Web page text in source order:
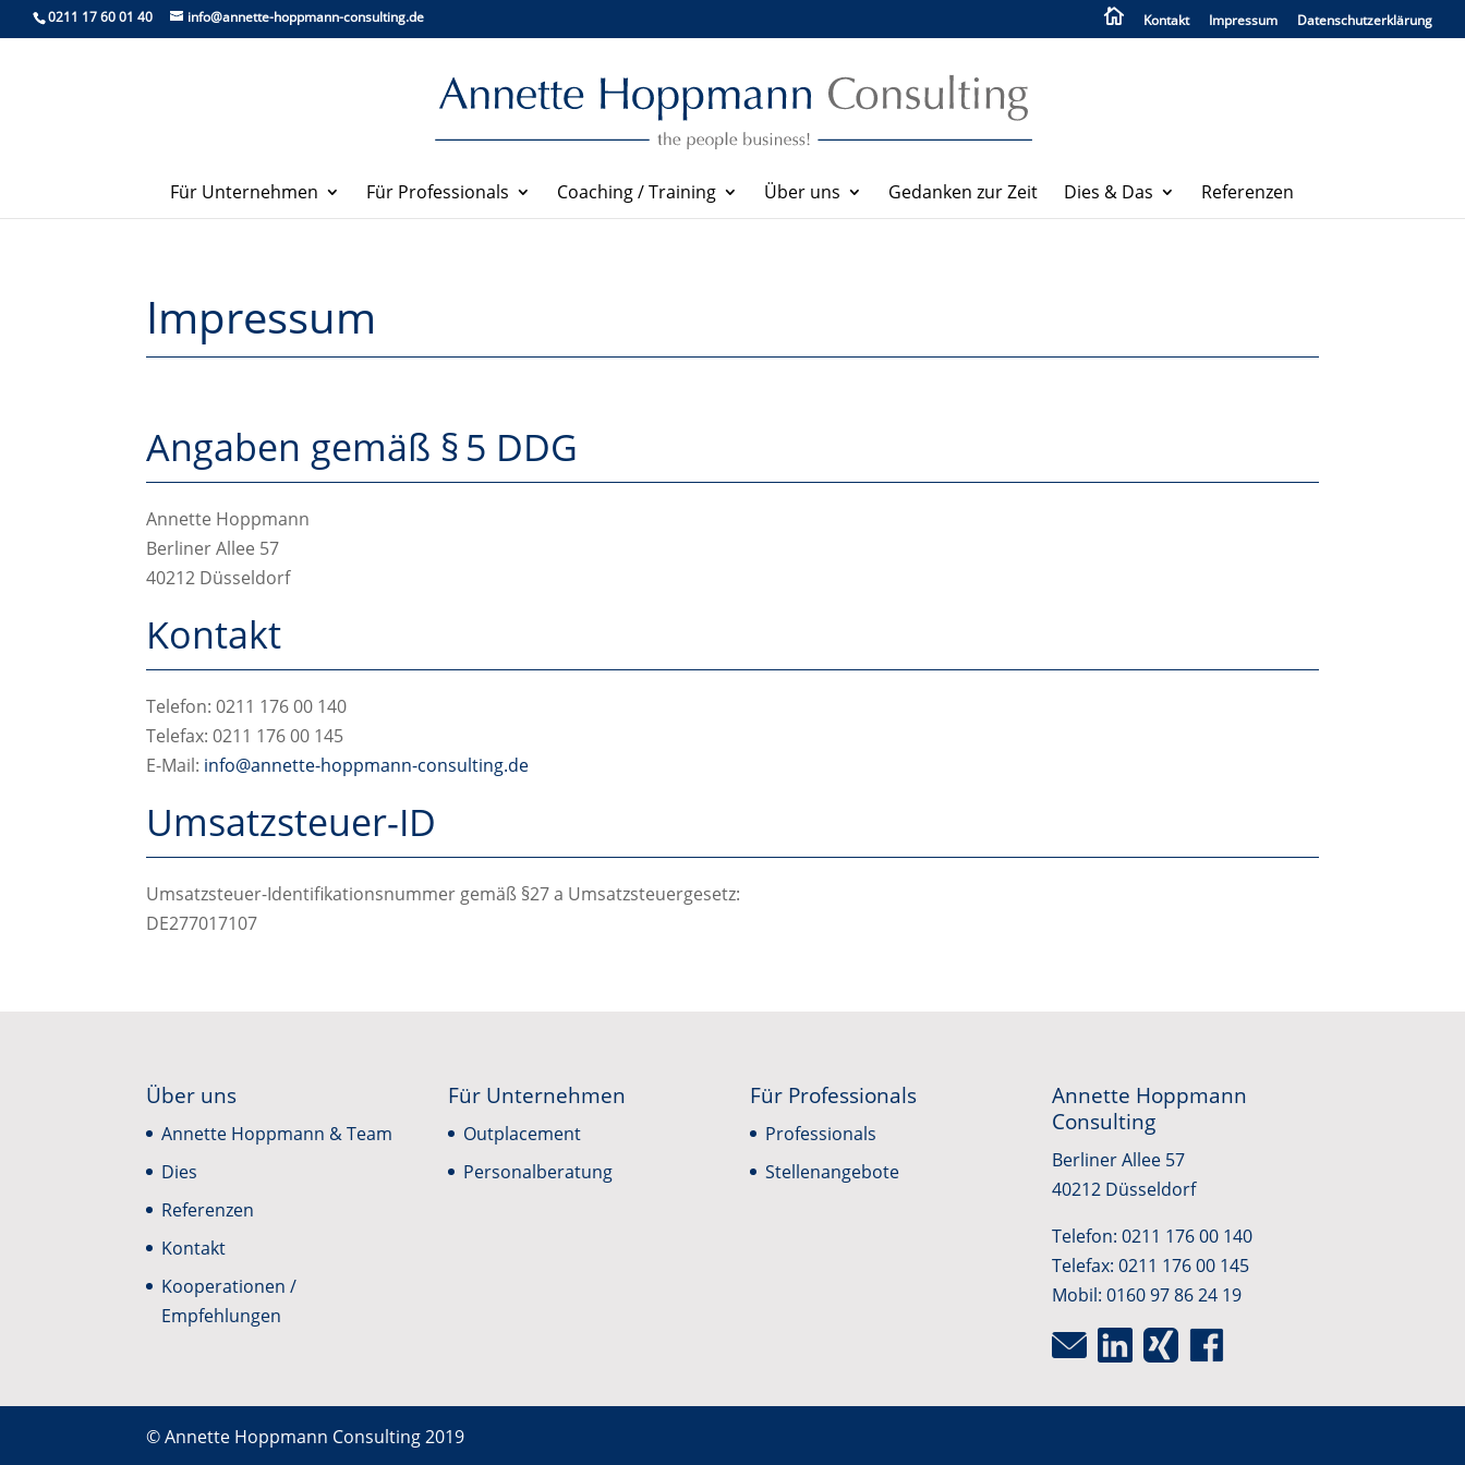
0211 17 60 01 40 info@annette-hoppmann-consulting.de  Kontakt Impressum Datenschutzerklärung
Für Unternehmen Für Professionals Coaching / Training Über uns Gedanken zur Zeit Dies & Das Referenzen
Impressum
Angaben gemäß § 5 DDG
Annette Hoppmann
Berliner Allee 57
40212 Düsseldorf
Kontakt
Telefon: 0211 176 00 140
Telefax: 0211 176 00 145
E-Mail: info@annette-hoppmann-consulting.de
Umsatzsteuer-ID
Umsatzsteuer-Identifikationsnummer gemäß §27 a Umsatzsteuergesetz:
DE277017107
Über uns
Annette Hoppmann & Team
Dies
Referenzen
Kontakt
Kooperationen /
Empfehlungen
Für Unternehmen
Outplacement
Personalberatung
Für Professionals
Professionals
Stellenangebote
Annette Hoppmann
Consulting
Berliner Allee 57
40212 Düsseldorf
Telefon: 0211 176 00 140
Telefax: 0211 176 00 145
Mobil: 0160 97 86 24 19
© Annette Hoppmann Consulting 2019